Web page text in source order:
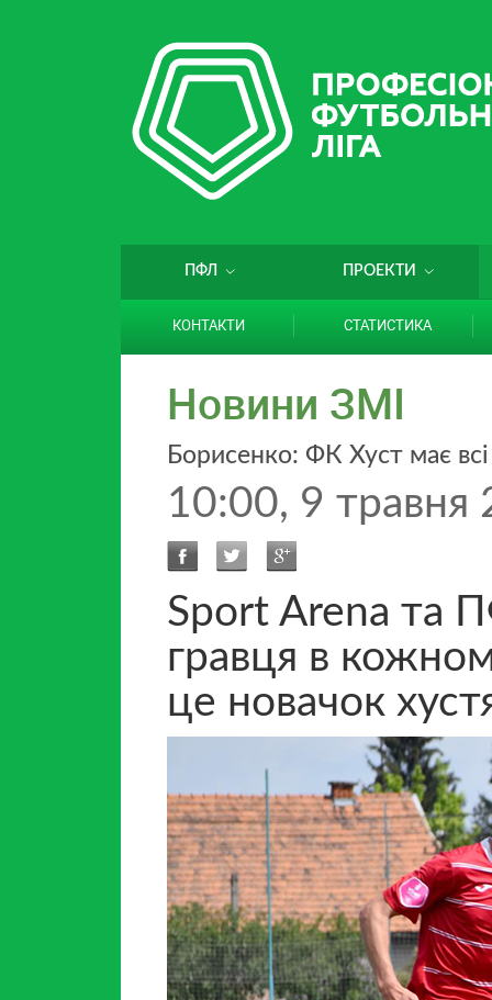
ПФЛ ПРОЕКТИ
КОНТАКТИ СТАТИСТИКА
Новини ЗМІ
Борисенко: ФК Хуст має
10:00, 9 травня
Sport Arena та
гравця в
це новачок